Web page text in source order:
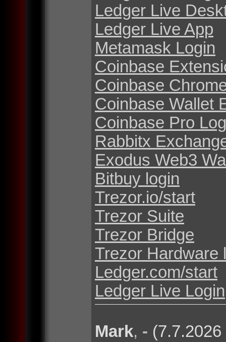
Ledger Live
Ledger Live App
Metamask Login
Coinbase
Coinbase
Coinbase Wallet
Coinbase Pro
Rabbitx
Exodus Web3
Bitbuy login
Trezor.io/start
Trezor Suite
Trezor Bridge
Trezor Hardware
Ledger.com/start
Ledger Live Login
Mark, -